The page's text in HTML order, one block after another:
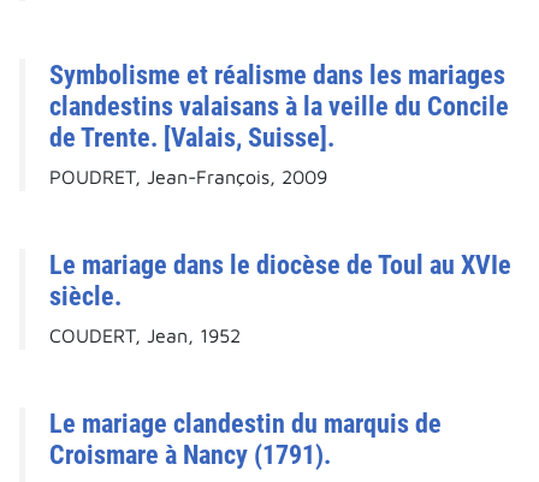
Symbolisme et réalisme dans les mariages
clandestins valaisans à la veille du Concile
de Trente. [Valais, Suisse].
POUDRET, Jean-François, 2009
Le mariage dans le diocèse de Toul au XVIe
siècle.
COUDERT, Jean, 1952
Le mariage clandestin du marquis de
Croismare à Nancy (1791).